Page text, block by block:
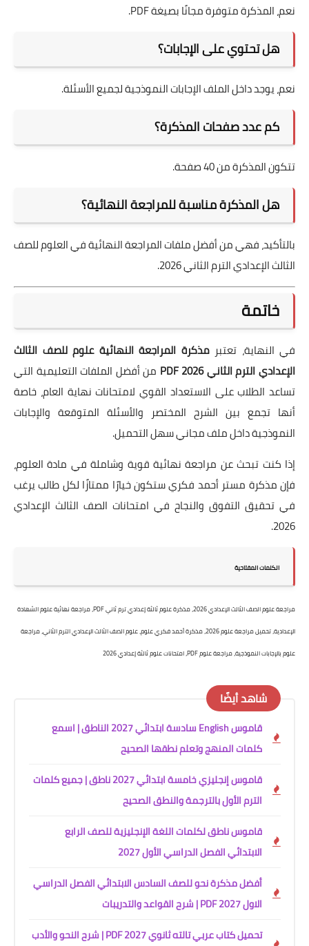
نعم، المذكرة متوفرة مجانًا بصيغة PDF.
هل تحتوي على الإجابات؟
نعم، يوجد داخل الملف الإجابات النموذجية لجميع الأسئلة.
كم عدد صفحات المذكرة؟
تتكون المذكرة من 40 صفحة.
هل المذكرة مناسبة للمراجعة النهائية؟
بالتأكيد، فهي من أفضل ملفات المراجعة النهائية في العلوم للصف
الثالث الإعدادي الترم الثاني 2026.
خاتمة
في النهاية، تعتبرمذكرة المراجعة النهائية علوم للصف الثالث
الإعدادي الترم الثاني 2026 PDF
من أفضل الملفات التعليمية التي
تساعد الطلاب على الاستعداد القوي لامتحانات نهاية العام، خاصة
أنها تجمع بين الشرح المختصر والأسئلة المتوقعة والإجابات
النموذجية داخل ملف مجاني سهل التحميل.
إذا كنت تبحث عن مراجعة نهائية قوية وشاملة في مادة العلوم،
فإن مذكرة مستر أحمد فكري ستكون خيارًا ممتازًا لكل طالب يرغب
في تحقيق التفوق والنجاح في امتحانات الصف الثالث الإعدادي
2026.
الكلمات المفتاحية
مراجعة علوم الصف الثالث الإعدادي 2026، مذكرة علوم ثالثة إعدادي ترم ثاني PDF، مراجعة نهائية علوم الشهادة
الإعدادية، تحميل مراجعة علوم 2026، مذكرة أحمد فكري علوم، علوم الصف الثالث الإعدادي الترم الثاني، مراجعة
علوم بالإجابات النموذجية، مراجعة علوم PDF، امتحانات علوم ثالثة إعدادي 2026
شاهد أيضًا
قاموس English سادسة ابتدائي 2027 الناطق | اسمع
كلمات المنهج وتعلم نطقها الصحيح
قاموس إنجليزي خامسة ابتدائي 2027 ناطق | جميع كلمات
الترم الأول بالترجمة والنطق الصحيح
قاموس ناطق لكلمات اللغة الإنجليزية للصف الرابع
الابتدائي الفصل الدراسي الأول 2027
أفضل مذكرة نحو للصف السادس الابتدائي الفصل الدراسي
الاول 2027 PDF | شرح القواعد والتدريبات
تحميل كتاب عربي تالته ثانوي 2027 PDF | شرح النحو والأدب